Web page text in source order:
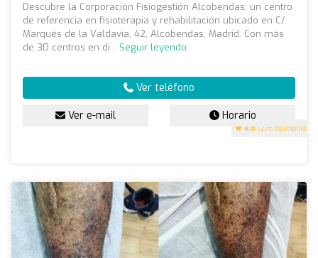
4.8 (276 opiniones)
Descubre la Corporación Fisiogestión Alcobendas, un centro
de referencia en fisioterapia y rehabilitación ubicado en C/
Marqués de la Valdavia, 42, Alcobendas, Madrid. Con más
de 30 centros en di... Seguir leyendo
Ver teléfono
Ver e-mail Horario